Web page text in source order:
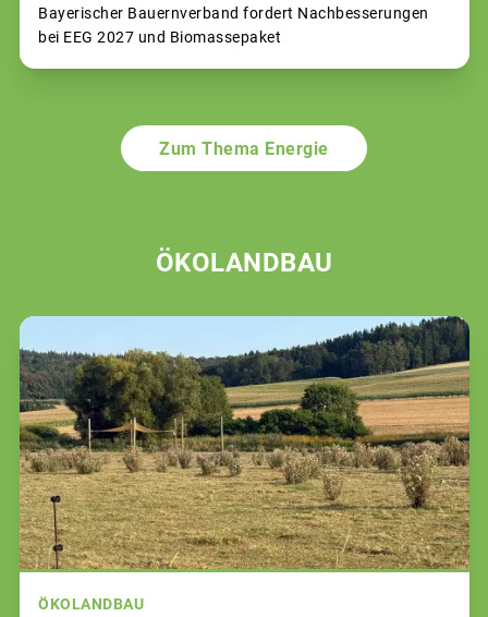
Bayerischer Bauernverband fordert Nachbesserungen
bei EEG 2027 und Biomassepaket
Zum Thema Energie
ÖKOLANDBAU
ÖKOLANDBAU